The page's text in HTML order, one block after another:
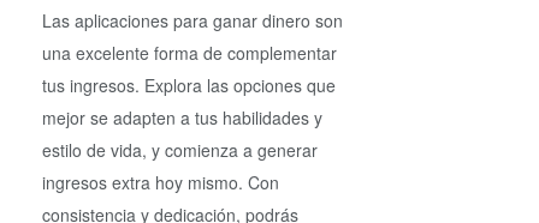
Las aplicaciones para ganar dinero son
una excelente forma de complementar
tus ingresos. Explora las opciones que
mejor se adapten a tus habilidades y
estilo de vida, y comienza a generar
ingresos extra hoy mismo. Con
consistencia y dedicación, podrás